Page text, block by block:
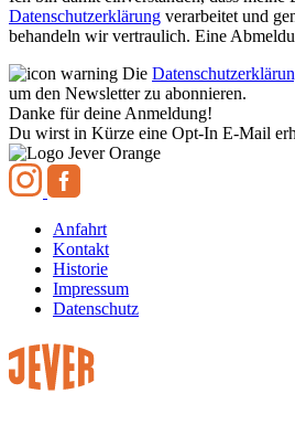
Datenschutzerklärung verarbeitet und
behandeln wir vertraulich. Eine
Die
um den Newsletter zu abonnieren.
Danke für deine Anmeldung!
Du wirst in Kürze eine Opt-In E-Mail
Anfahrt
Kontakt
Historie
Impressum
Datenschutz